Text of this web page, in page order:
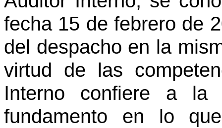
fecha 15 de febrero de
del despacho en la
virtud de las
Interno confiere a
fundamento en lo